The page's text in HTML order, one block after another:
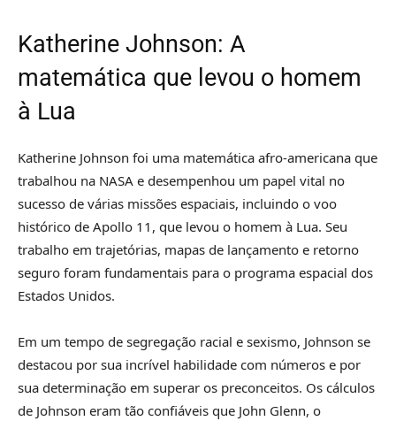
Katherine Johnson: A
matemática que levou o homem
à Lua
Katherine Johnson foi uma matemática afro-americana que
trabalhou na NASA e desempenhou um papel vital no
sucesso de várias missões espaciais, incluindo o voo
histórico de Apollo 11, que levou o homem à Lua. Seu
trabalho em trajetórias, mapas de lançamento e retorno
seguro foram fundamentais para o programa espacial dos
Estados Unidos.
Em um tempo de segregação racial e sexismo, Johnson se
destacou por sua incrível habilidade com números e por
sua determinação em superar os preconceitos. Os cálculos
de Johnson eram tão confiáveis que John Glenn, o